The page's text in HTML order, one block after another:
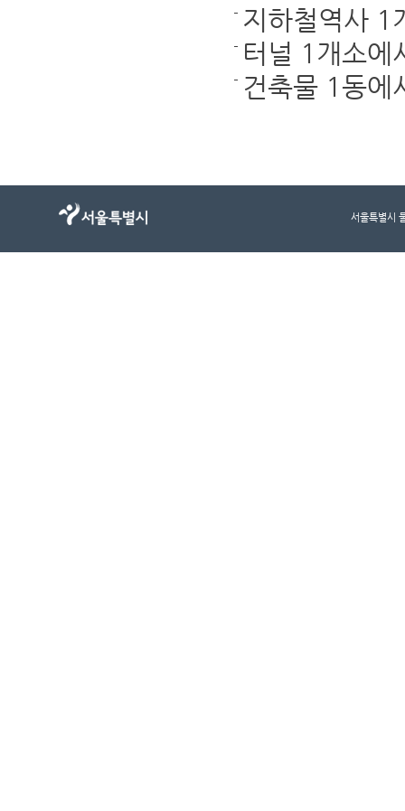
지하철역사 1
터널 1개소에
건축물 1동에
서울특별시